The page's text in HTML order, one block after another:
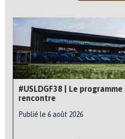
#USLDGF38 | Le
rencontre
Publié le 6 août 2026